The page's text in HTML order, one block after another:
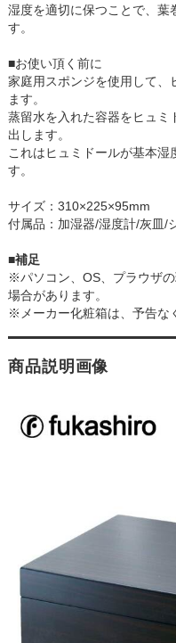
湿度を適切に保つことで、葉
す。
■お使い頂く前に
家庭用スポンジを使用して、
ます。
蒸留水を入れた容器をヒュミ
出します。
これはヒュミドールが基本湿
す。
サイズ：310×225×95mm
付属品：加湿器/湿度計/灰皿/
■補足
※パソコン、OS、プラウザ
場合があります。
※メーカー化粧箱は、予告な
商品説明画像